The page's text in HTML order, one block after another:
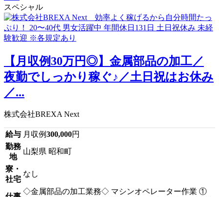
スペシャル
【月収例30万円◎】金属部品の加工／
夜勤でしっかり稼ぐ♪／土日祝はお休み
／...
株式会社BREXA Next
給与 月収例300,000円
勤務
地
山梨県 昭和町
寮・
社宅
なし
◇金属部品の加工業務◇ マシンオペレーター作業 ①